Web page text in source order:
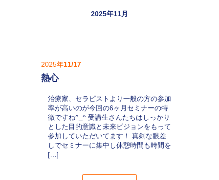
2025年11月
2025年11/17
熱心
治療家、セラピストより一般の方の参加
率が高いのが今回の6ヶ月セミナーの特
徴ですね^_^ 受講生さんたちはしっかり
とした目的意識と未来ビジョンをもって
参加していただいてます！ 真剣な眼差
しでセミナーに集中し休憩時間も時間を
[…]